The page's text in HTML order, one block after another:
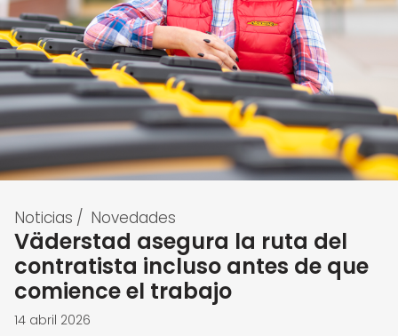
Noticias / Novedades
Väderstad asegura la ruta del
contratista incluso antes de que
comience el trabajo
14 abril 2026